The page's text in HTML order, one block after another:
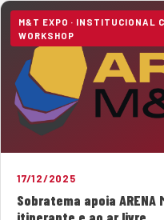
país. Nesse contexto, a
M&T EXPO · INSTITUCIONAL
WORKSHOP
17/12/2025
Sobratema apoia ARENA